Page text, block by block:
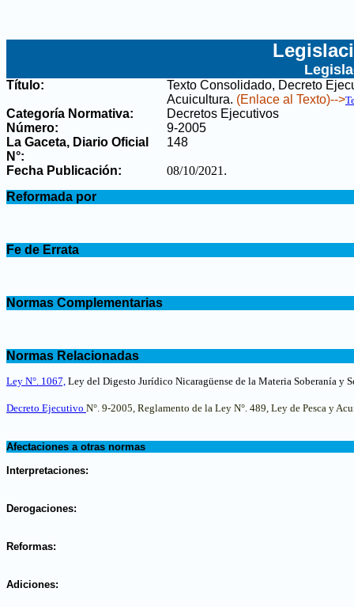
Título:
Texto Consolidado, Decreto
Acuicultura. (Enlace al Texto)-->
Categoría Normativa:
Decretos Ejecutivos
Número:
9-2005
La Gaceta, Diario Oficial
N°:
148
Fecha Publicación: 08/10/2021 .
Reformada por
Fe de Errata
Normas Complementarias
Normas Relacionadas
Ley N°. 1067, Ley del Digesto Jurídico Nicaragüense de la Materia Soberanía y
Decreto Ejecutivo N°. 9-2005, Reglamento de la Ley N°. 489, Ley de Pesca y
Afectaciones a otras normas
Interpretaciones:
Derogaciones:
Reformas:
Adiciones: